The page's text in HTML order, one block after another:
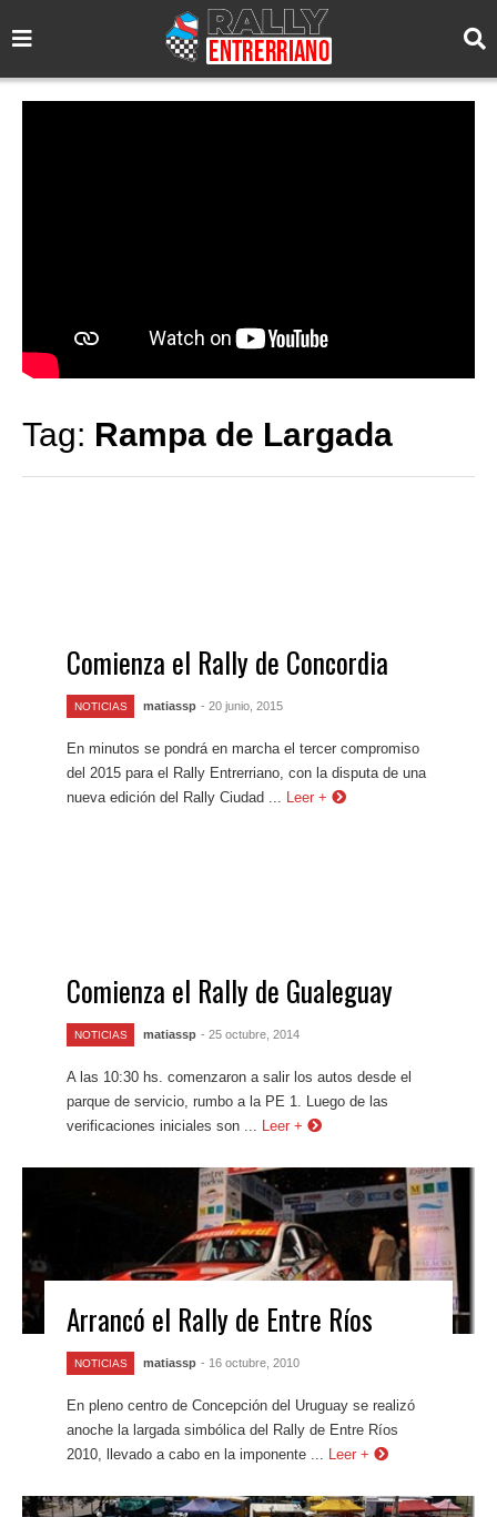
Tag: Rampa de Largada
Comienza el Rally de Concordia
NOTICIAS matiassp - 20 junio, 2015
En minutos se pondrá en marcha el tercer compromiso
del 2015 para el Rally Entrerriano, con la disputa de una
nueva edición del Rally Ciudad ...
Leer +
Comienza el Rally de Gualeguay
NOTICIAS matiassp - 25 octubre, 2014
A las 10:30 hs. comenzaron a salir los autos desde el
parque de servicio, rumbo a la PE 1. Luego de las
verificaciones iniciales son ...
Leer +
Arrancó el Rally de Entre Ríos
NOTICIAS matiassp - 16 octubre, 2010
En pleno centro de Concepción del Uruguay se realizó
anoche la largada simbólica del Rally de Entre Ríos
2010, llevado a cabo en la imponente ...
Leer +